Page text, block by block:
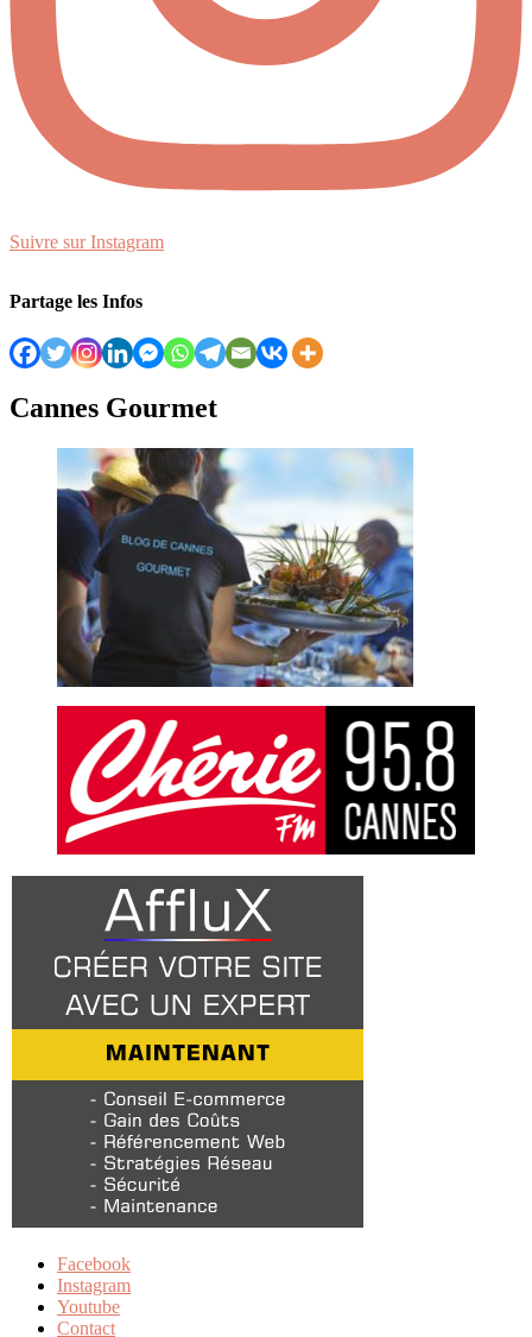
Suivre sur Instagram
Partage les Infos
Cannes Gourmet
Facebook
Instagram
Youtube
Contact